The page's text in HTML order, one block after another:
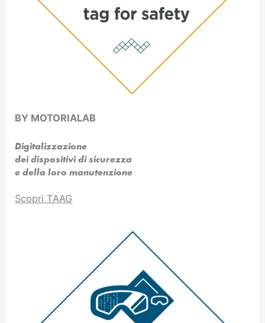
BY MOTORIALAB
Digitalizzazione
dei dispositivi di sicurezza
e della loro manutenzione
Scopri TAAG